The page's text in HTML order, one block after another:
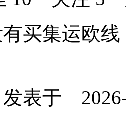
买集运欧线
表于 2026-